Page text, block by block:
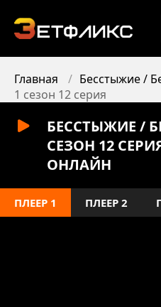
Главная
Бесстыжие /
1 сезон 12 серия
БЕССТЫЖИЕ /
СЕЗОН 12
ОНЛАЙН
ПЛЕЕР 1 ПЛЕЕР 2